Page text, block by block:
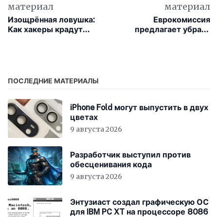
материал
Изощрённая ловушка:
Как хакеры крадут
материал
Еврокомиссия
предлагает убрать
ПОСЛЕДНИЕ МАТЕРИАЛЫ
iPhone Fold могут выпустить в двух
цветах
9 августа 2026
Разработчик выступил против
обесценивания кода
9 августа 2026
Энтузиаст создал графическую ОС
для IBM PC XT на процессоре 8086